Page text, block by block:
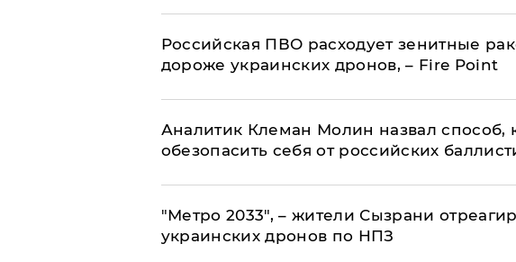
Российская ПВО расходует зенитные
дороже украинских дронов, – Fire Point
Аналитик Клеман Молин назвал способ,
обезопасить себя от российских
"Метро 2033", – жители Сызрани
украинских дронов по НПЗ